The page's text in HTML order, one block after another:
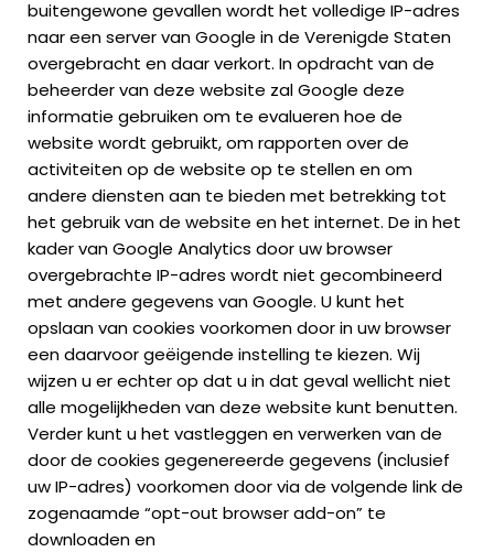
buitengewone gevallen wordt het volledige IP-adres
naar een server van Google in de Verenigde Staten
overgebracht en daar verkort. In opdracht van de
beheerder van deze website zal Google deze
informatie gebruiken om te evalueren hoe de
website wordt gebruikt, om rapporten over de
activiteiten op de website op te stellen en om
andere diensten aan te bieden met betrekking tot
het gebruik van de website en het internet. De in het
kader van Google Analytics door uw browser
overgebrachte IP-adres wordt niet gecombineerd
met andere gegevens van Google. U kunt het
opslaan van cookies voorkomen door in uw browser
een daarvoor geëigende instelling te kiezen. Wij
wijzen u er echter op dat u in dat geval wellicht niet
alle mogelijkheden van deze website kunt benutten.
Verder kunt u het vastleggen en verwerken van de
door de cookies gegenereerde gegevens (inclusief
uw IP-adres) voorkomen door via de volgende link de
zogenaamde “opt-out browser add-on” te
downloaden en